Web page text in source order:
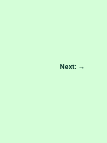
Next: →